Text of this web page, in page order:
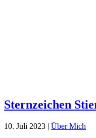
Sternzeichen
10. Juli 2023 | Über Mich